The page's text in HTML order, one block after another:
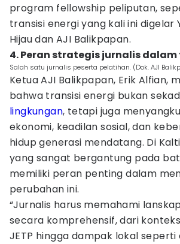
program fellowship peliputan,
transisi energi yang kali ini digelar
Hijau dan AJI Balikpapan.
4. Peran strategis jurnalis
Salah satu jurnalis peserta pelatihan. (Dok. AJI
Ketua AJI Balikpapan, Erik Alfian,
bahwa transisi energi bukan
lingkungan, tetapi juga
ekonomi, keadilan sosial, dan
hidup generasi mendatang. Di
yang sangat bergantung pada
memiliki peran penting dalam
perubahan ini.
“Jurnalis harus memahami
secara komprehensif, dari
JETP hingga dampak lokal